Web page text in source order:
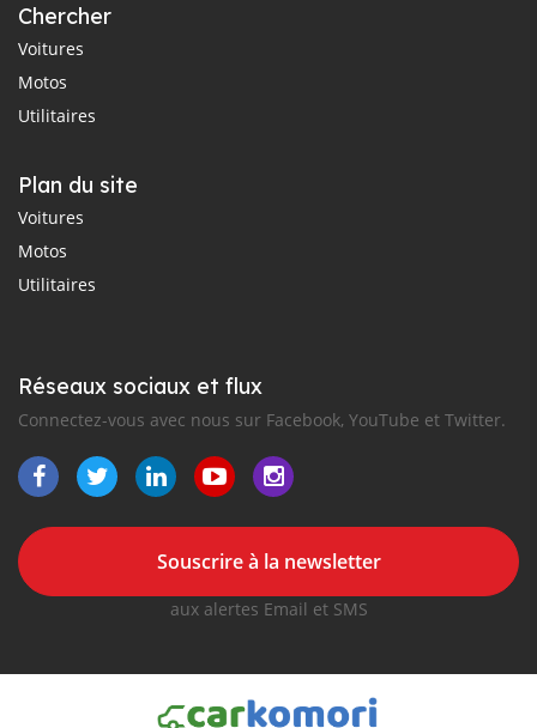
Chercher
Voitures
Motos
Utilitaires
Plan du site
Voitures
Motos
Utilitaires
Réseaux sociaux et flux
Connectez-vous avec nous sur Facebook, YouTube et Twitter.
Souscrire à la newsletter
aux alertes Email et SMS